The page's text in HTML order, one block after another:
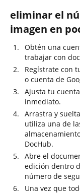
eliminar el
imagen en
Obtén una
trabajar con
Regístrate con
o cuenta de
Ajusta tu
inmediato.
Arrastra y
utiliza una de
DocHub.
Abre el
edición dentro
número de
Una vez que